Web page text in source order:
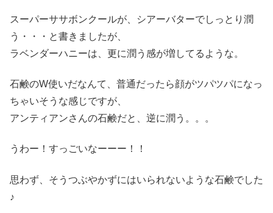
スーパーササボンクールが、シアーバターでしっとり潤
う・・・と書きましたが、
ラベンダーハニーは、更に潤う感が増してるような。
石鹸のW使いだなんて、普通だったら顔がツパツパになっ
ちゃいそうな感じですが、
アンティアンさんの石鹸だと、逆に潤う。。。
うわー！すっごいなーーー！！
思わず、そうつぶやかずにはいられないような石鹸でした
♪